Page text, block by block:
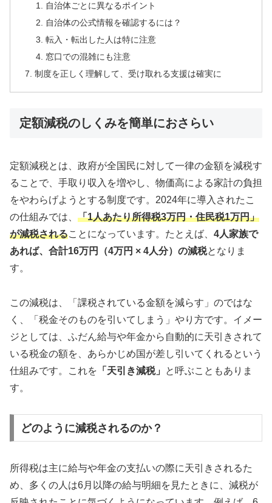
自治体ごとに異なるポイント
自治体の公式情報を確認するには？
転入・転出した人は特に注意
窓口での混雑にも注意
制度を正しく理解して、受け取れる支援は確実に
定額減税のしくみを簡単におさらい
定額減税とは、政府が全国民に対して一律の金額を減税す
ることで、手取り収入を増やし、物価高による家計の負担
をやわらげようとする制度です。2024年に導入されたこ
の仕組みでは、 「1人あたり所得税3万円・住民税1万円」
が減税されることになっています。たとえば、 4人家族で
あれば、合計16万円（4万円 × 4人分）の減税となりま
す。
この減税は、「課税されている金額を減らす」のではな
く、「税金そのものを引いてしまう」やり方です。イメー
ジとしては、ふだん給与や年金から自動的に天引きされて
いる税金の額を、あらかじめ国が差し引いてくれるという
仕組みです。これを 「天引き減税」
と呼ぶこともありま
す。
どのように減税されるのか？
所得税は主に給与や年金の支払いの際に天引きされるた
め、多くの人は6月以降の給与明細を見たときに、減税が